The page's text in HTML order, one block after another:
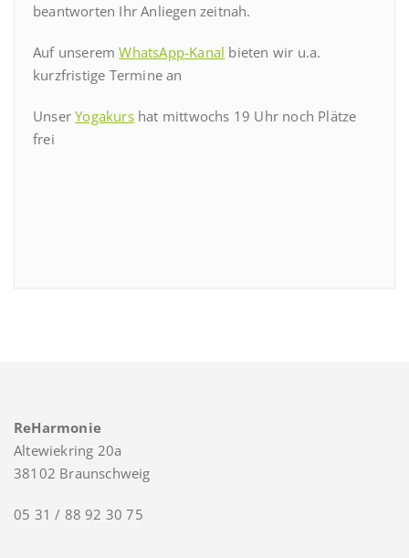
beantworten Ihr Anliegen zeitnah.
Auf unseremWhatsApp-Kanal bieten wir u.a.
kurzfristige Termine an
UnserYogakurshat mittwochs 19 Uhr noch Plätze
frei
ReHarmonie
Altewiekring 20a
38102 Braunschweig
05 31 / 88 92 30 75